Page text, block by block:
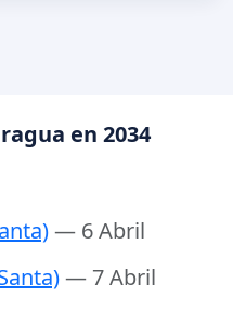
en 2034
— 6 Abril
— 7 Abril